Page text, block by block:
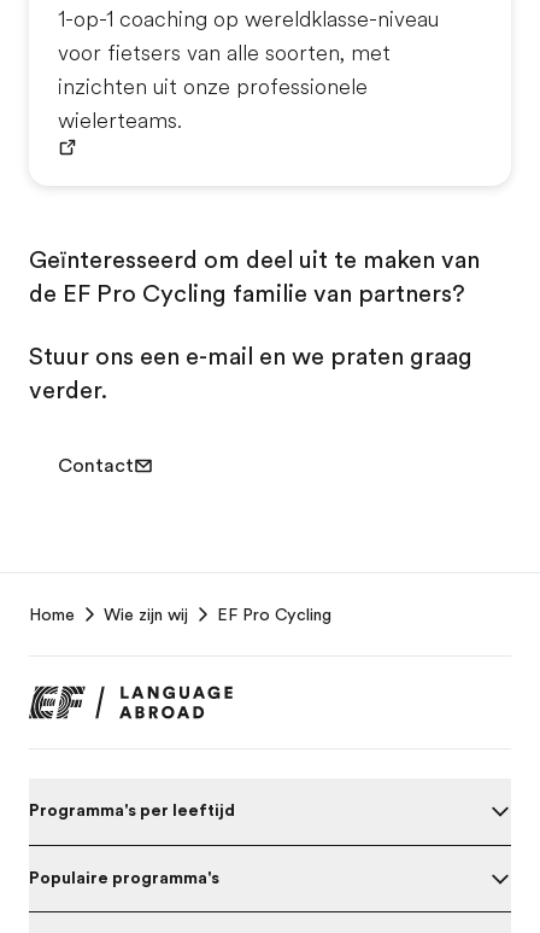
1-op-1 coaching op wereldklasse-niveau
voor fietsers van alle soorten, met
inzichten uit onze professionele
wielerteams.
Geïnteresseerd om deel uit te maken van
de EF Pro Cycling familie van partners?
Stuur ons een e-mail en we praten graag
verder.
Contact
Footer
Home Wie zijn wij EF Pro Cycling
Programma's per leeftijd
Populaire programma's